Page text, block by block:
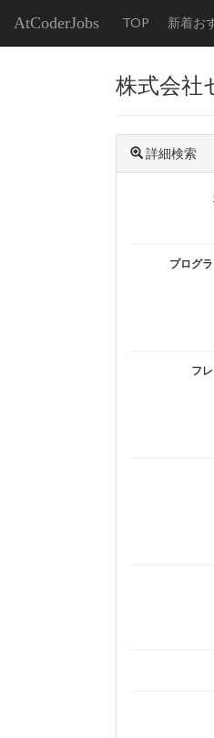
AtCoderJobs TOP 新着お
株式会社
詳細検索
プログ
フ